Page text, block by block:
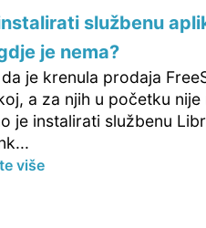
službenu
je nema?
je krenula prodaja
a za njih u početku
je instalirati službenu
više